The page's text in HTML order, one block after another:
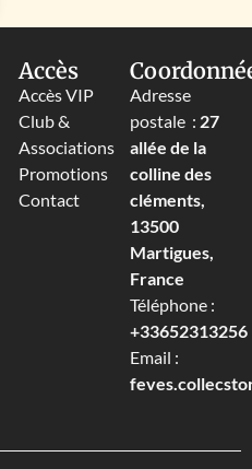
Accès
Accès VIP
Club &
Associations
Promotions
Contact
Adresse
postale : 27
allée de la
colline des
cléments,
13500
Martigues,
France
Téléphone :
+33652313256‬
Email :